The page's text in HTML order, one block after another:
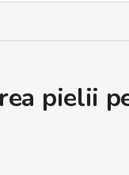
pielii